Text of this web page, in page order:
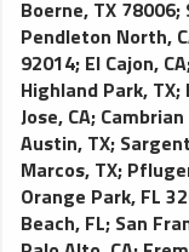
Boerne, TX 78006;
Pendleton North,
92014; El Cajon, CA
Highland Park, TX;
Jose, CA;
Austin, TX;
Marcos, TX;
Orange Park, FL
Beach, FL; San